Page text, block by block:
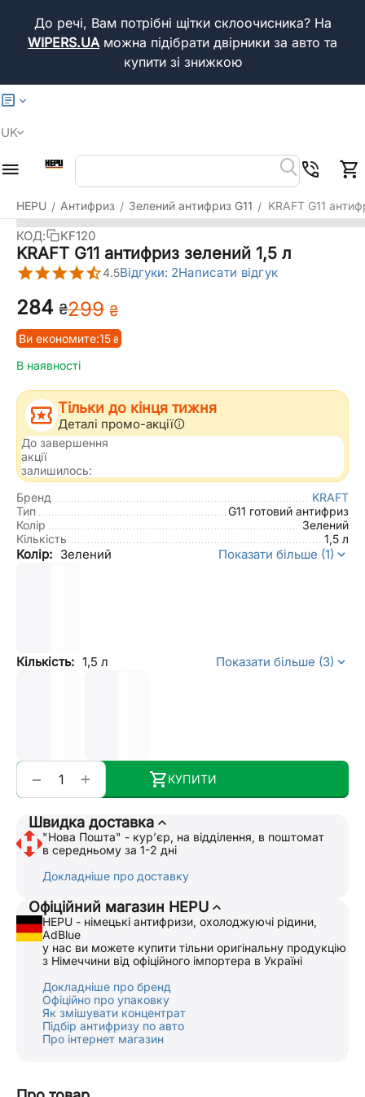
До речі, Вам потрібні щітки склоочисника? На
WIPERS.UAможна підібрати двірники за авто та
купити зі знижкою
UK
HEPU / Антифриз / Зелений антифриз G11 / KRAFT G11
КОД: KF120
KRAFT G11 антифриз зелений 1,5 л
4.5Відгуки: 2Написати відгук
‍284‍ ₴‍299‍ ₴
Ви економите:‍15‍ ₴
В наявності
Тільки до кінця тижня
Деталі промо-акції
До завершення
акції
залишилось:
Бренд
KRAFT
Тип
G11 готовий антифриз
Колір
Зелений
Кількість
1,5 л
Колір: Зелений Показати більше (1)
Кількість: 1,5 л Показати більше (3)
+
− КУПИТИ
Швидка доставка
"Нова Пошта" - курʼєр, на відділення, в поштомат
в середньому за 1-2 дні
Докладніше про доставку
Офіційний магазин HEPU
HEPU - німецькі антифризи, охолоджуючі рідини,
AdBlue
у нас ви можете купити тільни оригінальну продукцію
з Німеччини від офіційного імпортера в Україні
Докладніше про бренд
Офіційно про упаковку
Як змішувати концентрат
Підбір антифризу по авто
Про інтернет магазин